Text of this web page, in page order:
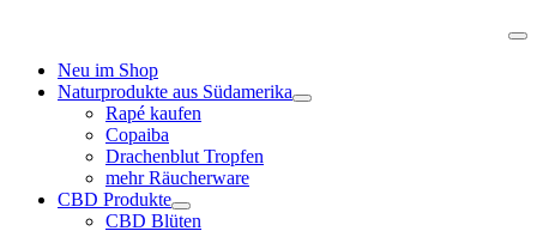
Neu im Shop
Naturprodukte aus Südamerika
Rapé kaufen
Copaiba
Drachenblut Tropfen
mehr Räucherware
CBD Produkte
CBD Blüten